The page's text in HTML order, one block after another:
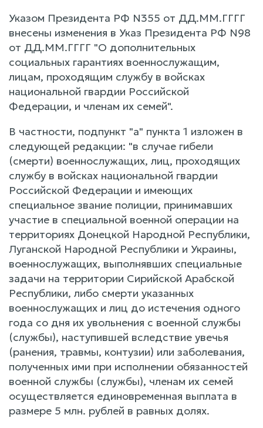
Указом Президента РФ N355 от ДД.ММ.ГГГГ
внесены изменения в Указ Президента РФ N98
от ДД.ММ.ГГГГ "О дополнительных
социальных гарантиях военнослужащим,
лицам, проходящим службу в войсках
национальной гвардии Российской
Федерации, и членам их семей".
В частности, подпункт "а" пункта 1 изложен в
следующей редакции: "в случае гибели
(смерти) военнослужащих, лиц, проходящих
службу в войсках национальной гвардии
Российской Федерации и имеющих
специальное звание полиции, принимавших
участие в специальной военной операции на
территориях Донецкой Народной Республики,
Луганской Народной Республики и Украины,
военнослужащих, выполнявших специальные
задачи на территории Сирийской Арабской
Республики, либо смерти указанных
военнослужащих и лиц до истечения одного
года со дня их увольнения с военной службы
(службы), наступившей вследствие увечья
(ранения, травмы, контузии) или заболевания,
полученных ими при исполнении обязанностей
военной службы (службы), членам их семей
осуществляется единовременная выплата в
размере 5 млн. рублей в равных долях.